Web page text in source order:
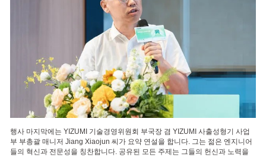
행사 마지막에는 YIZUMI 기술경영위원회 부국장 겸 YIZUMI 사출성형기 사업
부 부총괄 매니저 Jiang Xiaojun 씨가 요약 연설을 합니다. 그는 젊은 엔지니어
들의 혁신과 전문성을 칭찬합니다. 공유된 모든 주제는 그들의 헌신과 노력을